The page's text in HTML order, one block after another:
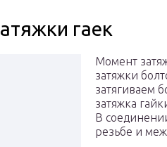
гаек
Момент
затяжки
затягиваем
затяжка
В
резьбе и